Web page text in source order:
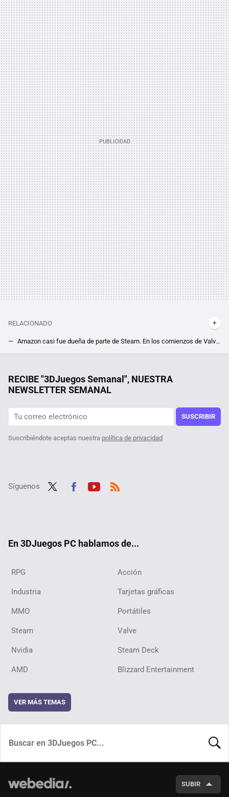
RELACIONADO
Amazon casi fue dueña de parte de Steam. En los comienzos de Valve, su co-fundadora olvidada tuvo un plan muy diferente al actual
Fan de Red Dead Redemption 2 encuentra un detalle inquietantemente profético del gobierno de Trump. "Y yo creía que Fallout predecía el futuro"
RECIBE "3DJuegos Semanal", NUESTRA
NEWSLETTER SEMANAL
SUSCRIBIR
Suscribiéndote aceptas nuestra política de privacidad
Síguenos
En 3DJuegos PC hablamos de...
RPG Acción
Industria Tarjetas gráficas
MMO Portátiles
Steam Valve
Nvidia Steam Deck
AMD Blizzard Entertainment
VER MÁS TEMAS
SUBIR